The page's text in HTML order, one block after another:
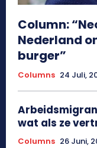
Column:
Nederland
burger”
Columns 24 Juli,
wat als ze
Columns 26 Juni,